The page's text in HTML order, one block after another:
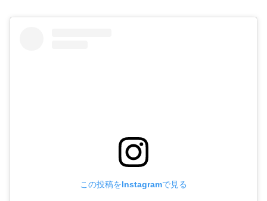
この投稿をInstagramで見る